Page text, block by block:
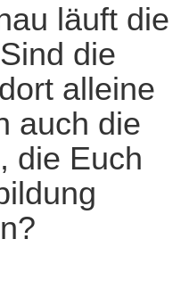
läuft die
die
alleine
auch die
die Euch